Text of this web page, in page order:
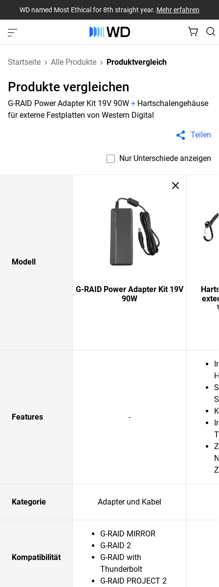
WD named Most Ethical for 8th straight year. Mehr erfahren
Startseite Alle Produkte Produktvergleich
Produkte vergleichen
G-RAID Power Adapter Kit 19V 90W + Hartschalengehäuse
für externe Festplatten von Western Digital
Teilen
Nur Unterschiede anzeigen
Modell
G-RAID Power Adapter Kit 19V
90W
Features -
Kategorie Adapter und Kabel
Kompatibilität
G-RAID MIRROR
G-RAID 2
G-RAID with
Thunderbolt
G-RAID PROJECT 2